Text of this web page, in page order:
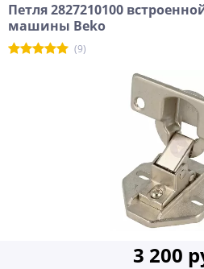
Петля 2827210100
машины Beko
(9)
3 200